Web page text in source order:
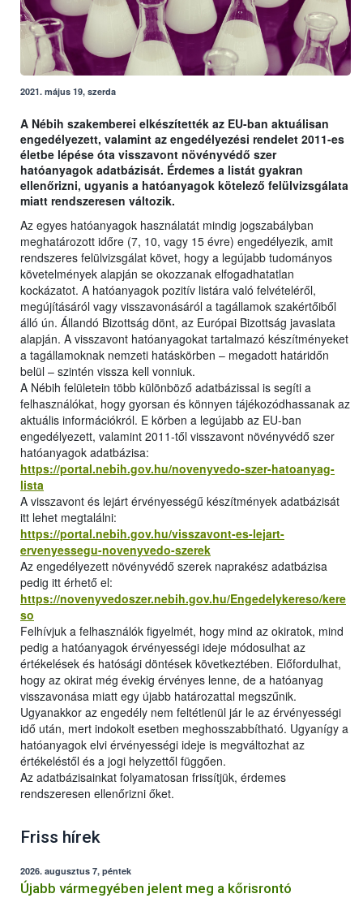
2021. május 19, szerda
A Nébih szakemberei elkészítették az EU-ban aktuálisan
engedélyezett, valamint az engedélyezési rendelet 2011-es
életbe lépése óta visszavont növényvédő szer
hatóanyagok adatbázisát. Érdemes a listát gyakran
ellenőrizni, ugyanis a hatóanyagok kötelező felülvizsgálata
miatt rendszeresen változik.
Az egyes hatóanyagok használatát mindig jogszabályban
meghatározott időre (7, 10, vagy 15 évre) engedélyezik, amit
rendszeres felülvizsgálat követ, hogy a legújabb tudományos
követelmények alapján se okozzanak elfogadhatatlan
kockázatot. A hatóanyagok pozitív listára való felvételéről,
megújításáról vagy visszavonásáról a tagállamok szakértőiből
álló ún. Állandó Bizottság dönt, az Európai Bizottság javaslata
alapján. A visszavont hatóanyagokat tartalmazó készítményeket
a tagállamoknak nemzeti hatáskörben – megadott határidőn
belül – szintén vissza kell vonniuk.
A Nébih felületein több különböző adatbázissal is segíti a
felhasználókat, hogy gyorsan és könnyen tájékozódhassanak az
aktuális információkról. E körben a legújabb az EU-ban
engedélyezett, valamint 2011-től visszavont növényvédő szer
hatóanyagok adatbázisa:
https://portal.nebih.gov.hu/novenyvedo-szer-hatoanyag-
lista
A visszavont és lejárt érvényességű készítmények adatbázisát
itt lehet megtalálni:
https://portal.nebih.gov.hu/visszavont-es-lejart-
ervenyessegu-novenyvedo-szerek
Az engedélyezett növényvédő szerek naprakész adatbázisa
pedig itt érhető el:
https://novenyvedoszer.nebih.gov.hu/Engedelykereso/kere
so
Felhívjuk a felhasználók figyelmét, hogy mind az okiratok, mind
pedig a hatóanyagok érvényességi ideje módosulhat az
értékelések és hatósági döntések következtében. Előfordulhat,
hogy az okirat még évekig érvényes lenne, de a hatóanyag
visszavonása miatt egy újabb határozattal megszűnik.
Ugyanakkor az engedély nem feltétlenül jár le az érvényességi
idő után, mert indokolt esetben meghosszabbítható. Ugyanígy a
hatóanyagok elvi érvényességi ideje is megváltozhat az
értékeléstől és a jogi helyzettől függően.
Az adatbázisainkat folyamatosan frissítjük, érdemes
rendszeresen ellenőrizni őket.
Friss hírek
2026. augusztus 7, péntek
Újabb vármegyében jelent meg a kőrisrontó